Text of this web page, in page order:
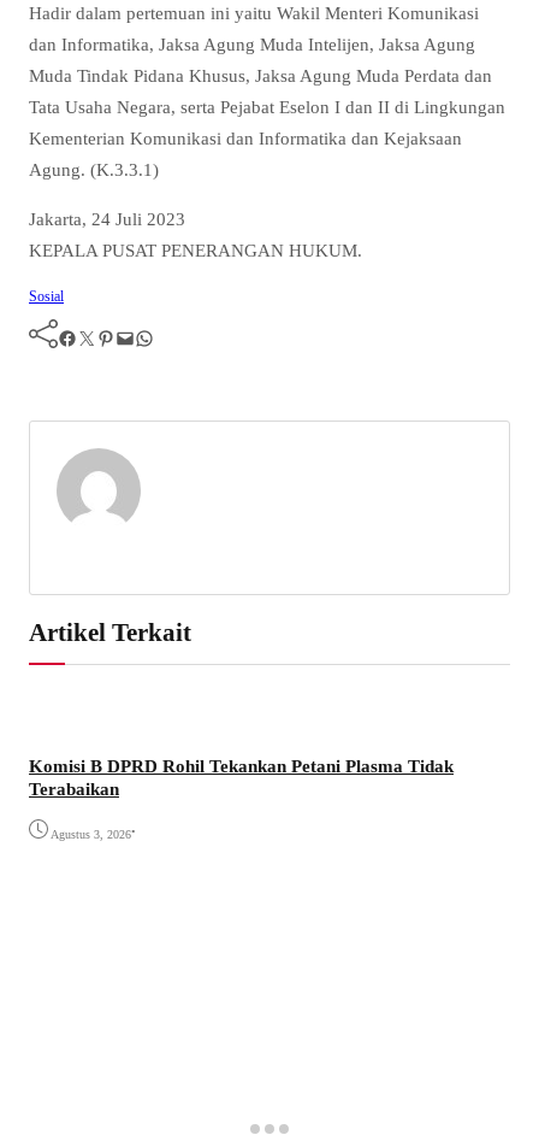
Hadir dalam pertemuan ini yaitu Wakil Menteri Komunikasi
dan Informatika, Jaksa Agung Muda Intelijen, Jaksa Agung
Muda Tindak Pidana Khusus, Jaksa Agung Muda Perdata dan
Tata Usaha Negara, serta Pejabat Eselon I dan II di Lingkungan
Kementerian Komunikasi dan Informatika dan Kejaksaan
Agung. (K.3.3.1)
Jakarta, 24 Juli 2023
KEPALA PUSAT PENERANGAN HUKUM.
Sosial
Facebook Twitter Pinterest Mail WhatsApp
Artikel Terkait
Komisi B DPRD Rohil Tekankan Petani Plasma Tidak
Terabaikan
Agustus 3, 2026•